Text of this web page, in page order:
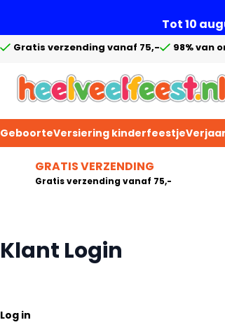
Tot 10
Gratis verzending vanaf 75,- 98% van
GeboorteVersiering kinderfeestje
GRATIS VERZENDING
Gratis verzending vanaf 75,-
Klant Login
Log in